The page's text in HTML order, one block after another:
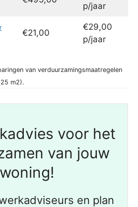
p/jaar
€21,00
€29,00
p/jaar
van verduurzamingsmaatregelen
m2).
voor het
van jouw
woning!
en plan